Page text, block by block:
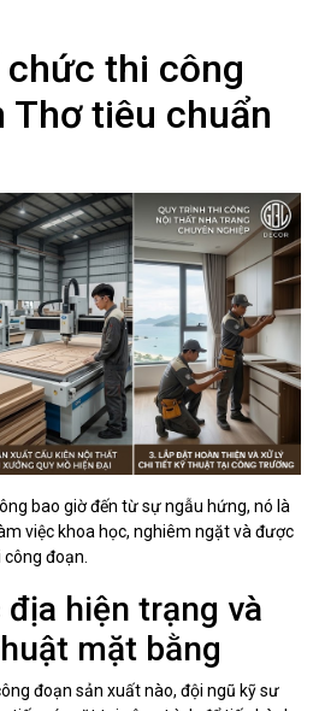
thi công
Thơ tiêu chuẩn
bao giờ đến từ sự ngẫu hứng, nó là
việc khoa học, nghiêm ngặt và được
đoạn.
hiện trạng và
mặt bằng
đoạn sản xuất nào, đội ngũ kỹ sư